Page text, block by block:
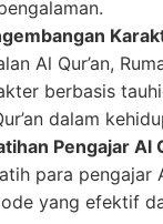
Al Qur’an,
berbasis
dalam
Pengajar Al
para pengajar
yang efektif